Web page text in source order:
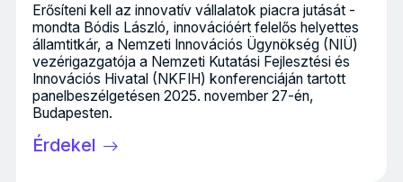
Erősíteni kell az innovatív vállalatok piacra jutását -
mondta Bódis László, innovációért felelős helyettes
államtitkár, a Nemzeti Innovációs Ügynökség (NIÜ)
vezérigazgatója a Nemzeti Kutatási Fejlesztési és
Innovációs Hivatal (NKFIH) konferenciáján tartott
panelbeszélgetésen 2025. november 27-én,
Budapesten.
Érdekel